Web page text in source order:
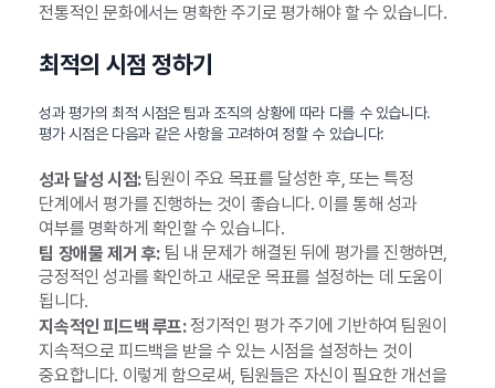
전통적인 문화에서는 명확한 주기로 평가해야 할 수 있습니다.
최적의 시점 정하기
성과 평가의 최적 시점은 팀과 조직의 상황에 따라 다를 수 있습니다.
평가 시점은 다음과 같은 사항을 고려하여 정할 수 있습니다:
성과 달성 시점:팀원이 주요 목표를 달성한 후, 또는 특정
단계에서 평가를 진행하는 것이 좋습니다. 이를 통해 성과
여부를 명확하게 확인할 수 있습니다.
팀 장애물 제거 후:팀 내 문제가 해결된 뒤에 평가를 진행하면,
긍정적인 성과를 확인하고 새로운 목표를 설정하는 데 도움이
됩니다.
지속적인 피드백 루프:정기적인 평가 주기에 기반하여 팀원이
지속적으로 피드백을 받을 수 있는 시점을 설정하는 것이
중요합니다. 이렇게 함으로써, 팀원들은 자신이 필요한 개선을